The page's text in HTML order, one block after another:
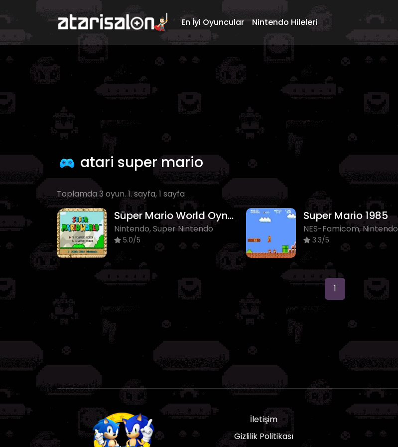
En İyi Oyuncular Nintendo Hileleri
atari super mario
Toplamda 3 oyun. 1. sayfa, 1 sayfa
Süper Mario World Oyna
Nintendo, Super Nintendo
5.0/5
Super Mario 1985
NES-Famicom, Nintendo
3.3/5
1
İletişim
Gizlilik Politikası